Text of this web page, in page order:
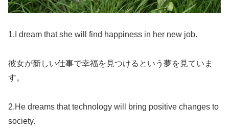
1.I dream that she will find happiness in her new job.
彼女が新しい仕事で幸福を見つけるという夢を見ていま
す。
2.He dreams that technology will bring positive changes to
society.